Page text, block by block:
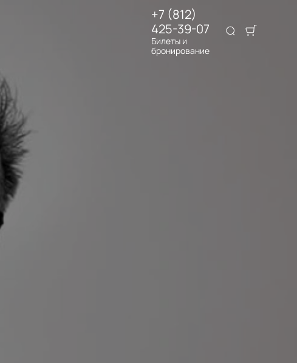
+7 (812)
425-39-07
Билеты и
бронирование